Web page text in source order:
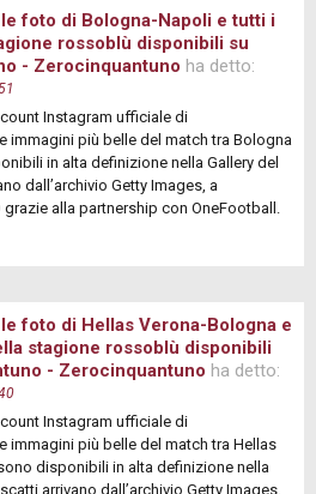
foto di Bologna-Napoli e tutti i
rossoblù disponibili su
- Zerocinquantuno ha detto:
Instagram ufficiale di
immagini più belle del match tra Bologna
in alta definizione nella Gallery del
dall’archivio Getty Images, a
alla partnership con OneFootball.
foto di Hellas Verona-Bologna e
stagione rossoblù disponibili
- Zerocinquantuno ha detto:
Instagram ufficiale di
immagini più belle del match tra Hellas
disponibili in alta definizione nella
arrivano dall’archivio Getty Images,